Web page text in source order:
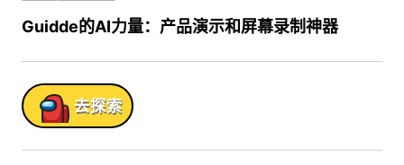
Guidde的AI力量：产品演示和屏幕录制神器
! 去探索